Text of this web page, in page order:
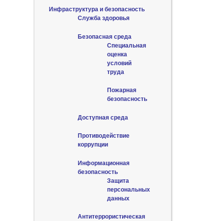
Инфраструктура и безопасность
Служба здоровья
Безопасная среда
Специальная
оценка
условий
труда
Пожарная
безопасность
Доступная среда
Противодействие
коррупции
Информационная
безопасность
Защита
персональных
данных
Антитеррористическая